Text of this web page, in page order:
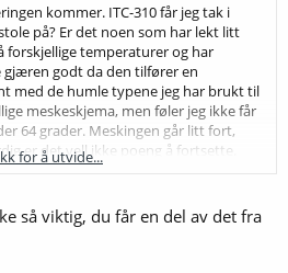
kommer. ITC-310 får jeg tak i
på? Er det noen som har lekt litt
forskjellige temperaturer og har
gjæren godt da den tilfører en
med de humle typene jeg har brukt til
meskeskjema, men føler jeg ikke får
64 grader. Meskingen går litt fort,
er det vell ikke poeng å fortsette.
for de to siste bryggene, men
mangler den krispe klare
med de beste IPA. 7 Fjell
for å utvide...
så viktig, du får en del av det fra